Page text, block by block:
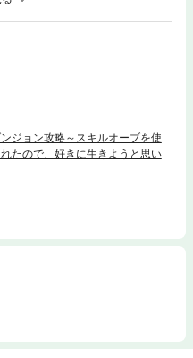
スターから取れる素材で新たな社
仕事で忙殺される毎日に嫌気が
索者』になることを決意する。
や、あらゆる魔術を使える最強
スキルの発現によって、平凡だ
ジョン攻略～スキルオーブを使
たので、好きに生きようと思い